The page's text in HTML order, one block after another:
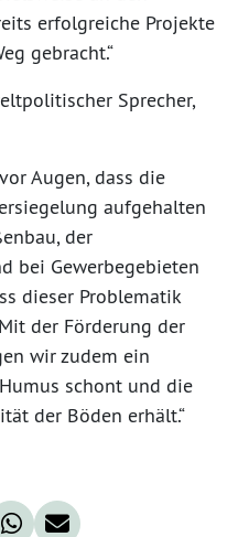
erfolgreiche Projekte
gebracht.“
Sprecher,
Augen, dass die
aufgehalten
der
bei Gewerbegebieten
dieser Problematik
der Förderung der
wir zudem ein
schont und die
der Böden erhält.“